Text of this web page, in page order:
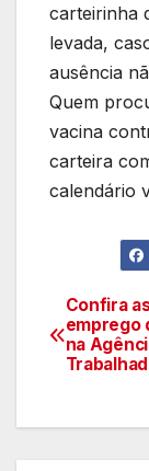
carteirinha
levada,
ausência
Quem
vacina
carteira
calendário
de
Confira
emprego
na